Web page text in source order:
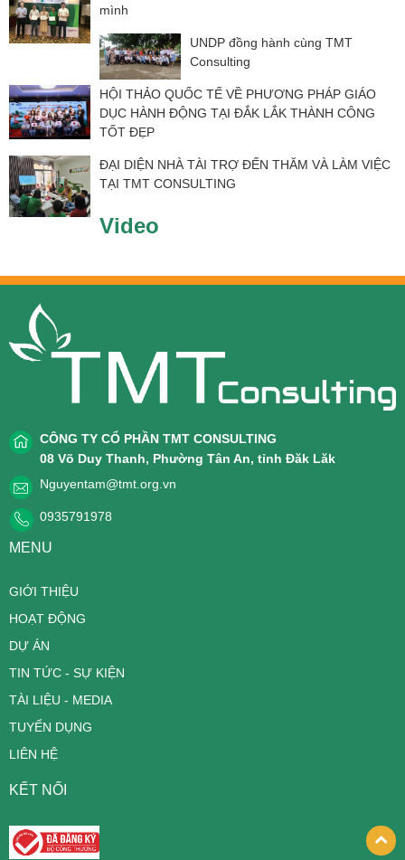
mình
UNDP đồng hành cùng TMT
Consulting
HỘI THẢO QUỐC TẾ VỀ PHƯƠNG PHÁP GIÁO
DỤC HÀNH ĐỘNG TẠI ĐẮK LẮK THÀNH CÔNG
TỐT ĐẸP
ĐẠI DIỆN NHÀ TÀI TRỢ ĐẾN THĂM VÀ LÀM VIỆC
TẠI TMT CONSULTING
Video
CÔNG TY CỔ PHẦN TMT CONSULTING
08 Võ Duy Thanh, Phường Tân An, tỉnh Đăk Lăk
Nguyentam@tmt.org.vn
0935791978
MENU
GIỚI THIỆU
HOẠT ĐỘNG
DỰ ÁN
TIN TỨC - SỰ KIỆN
TÀI LIỆU - MEDIA
TUYỂN DỤNG
LIÊN HỆ
KẾT NỐI